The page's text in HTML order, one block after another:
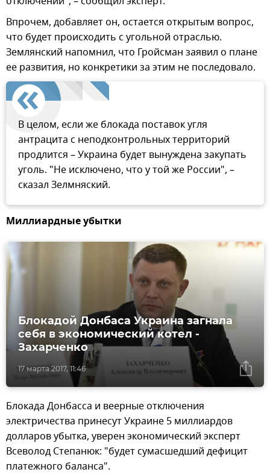
Впрочем, добавляет он, остается открытым вопрос,
что будет происходить с угольной отраслью.
Землянский напомнил, что Гройсман заявил о плане
ее развития, но конкретики за этим не последовало.
В целом, если же блокада поставок угля
антрацита с неподконтрольных территорий
продлится – Украина будет вынуждена закупать
уголь. "Не исключено, что у той же России", –
сказал Зелмняский.
Миллиардные убытки
17 марта 2017, 11:46
Блокадой Донбаса Украина загнала
себя в экономический котел -
Захарченко
Блокада Донбасса и веерные отключения
электричества принесут Украине 5 миллиардов
долларов убытка, уверен экономический эксперт
Всеволод Степанюк: "будет сумасшедший дефицит
платежного баланса".